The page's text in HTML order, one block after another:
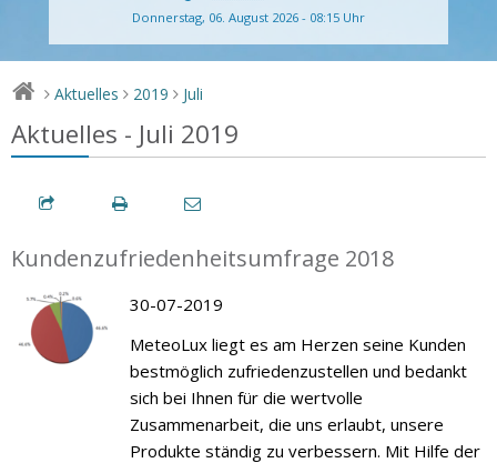
Donnerstag, 06. August 2026 - 08:15 Uhr
> Aktuelles > 2019 > Juli
Aktuelles - Juli 2019
Kundenzufriedenheitsumfrage 2018
30-07-2019
MeteoLux liegt es am Herzen seine Kunden
bestmöglich zufriedenzustellen und bedankt
sich bei Ihnen für die wertvolle
Zusammenarbeit, die uns erlaubt, unsere
Produkte ständig zu verbessern. Mit Hilfe der